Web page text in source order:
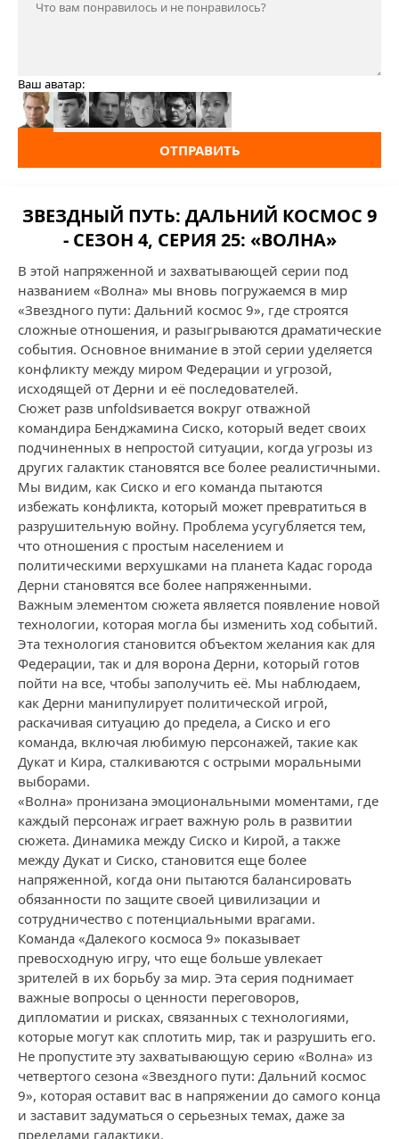
Ваш аватар:
ОТПРАВИТЬ
ЗВЕЗДНЫЙ ПУТЬ: ДАЛЬНИЙ КОСМОС 9
- СЕЗОН 4, СЕРИЯ 25: «ВОЛНА»
В этой напряженной и захватывающей серии под
названием «Волна» мы вновь погружаемся в мир
«Звездного пути: Дальний космос 9», где строятся
сложные отношения, и разыгрываются драматические
события. Основное внимание в этой серии уделяется
конфликту между миром Федерации и угрозой,
исходящей от Дерни и её последователей.
Сюжет разв unfoldsивается вокруг отважной
командира Бенджамина Сиско, который ведет своих
подчиненных в непростой ситуации, когда угрозы из
других галактик становятся все более реалистичными.
Мы видим, как Сиско и его команда пытаются
избежать конфликта, который может превратиться в
разрушительную войну. Проблема усугубляется тем,
что отношения с простым населением и
политическими верхушками на планета Кадас города
Дерни становятся все более напряженными.
Важным элементом сюжета является появление новой
технологии, которая могла бы изменить ход событий.
Эта технология становится объектом желания как для
Федерации, так и для ворона Дерни, который готов
пойти на все, чтобы заполучить её. Мы наблюдаем,
как Дерни манипулирует политической игрой,
раскачивая ситуацию до предела, а Сиско и его
команда, включая любимую персонажей, такие как
Дукат и Кира, сталкиваются с острыми моральными
выборами.
«Волна» пронизана эмоциональными моментами, где
каждый персонаж играет важную роль в развитии
сюжета. Динамика между Сиско и Кирой, а также
между Дукат и Сиско, становится еще более
напряженной, когда они пытаются балансировать
обязанности по защите своей цивилизации и
сотрудничество с потенциальными врагами.
Команда «Далекого космоса 9» показывает
превосходную игру, что еще больше увлекает
зрителей в их борьбу за мир. Эта серия поднимает
важные вопросы о ценности переговоров,
дипломатии и рисках, связанных с технологиями,
которые могут как сплотить мир, так и разрушить его.
Не пропустите эту захватывающую серию «Волна» из
четвертого сезона «Звездного пути: Дальний космос
9», которая оставит вас в напряжении до самого конца
и заставит задуматься о серьезных темах, даже за
пределами галактики.